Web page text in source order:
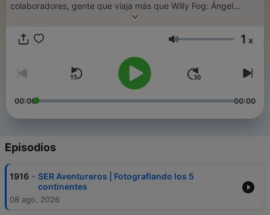
colaboradores, gente que viaja más que Willy Fog: Ángel
Colina, José Luis Angulo, Chema Rodríguez o Carlos Barrabés.
suscribes.
Volumen 1 x
00:00 00:00
Episodios
1916 - SER Aventureros | Fotografiando los 5
continentes
08 ago. 2026